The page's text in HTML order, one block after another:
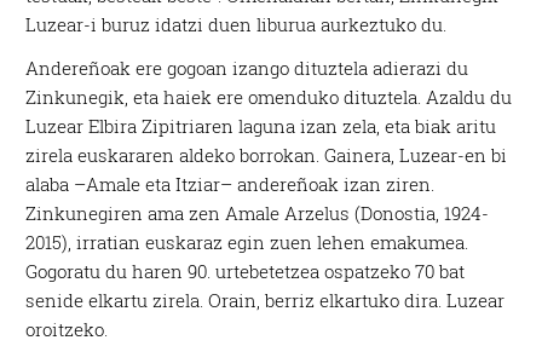
Luzear-i buruz idatzi duen liburua aurkeztuko du.
Andereñoak ere gogoan izango dituztela adierazi du
Zinkunegik, eta haiek ere omenduko dituztela. Azaldu du
Luzear Elbira Zipitriaren laguna izan zela, eta biak aritu
zirela euskararen aldeko borrokan. Gainera, Luzear-en bi
alaba –Amale eta Itziar– andereñoak izan ziren.
Zinkunegiren ama zen Amale Arzelus (Donostia, 1924-
2015), irratian euskaraz egin zuen lehen emakumea.
Gogoratu du haren 90. urtebetetzea ospatzeko 70 bat
senide elkartu zirela. Orain, berriz elkartuko dira. Luzear
oroitzeko.